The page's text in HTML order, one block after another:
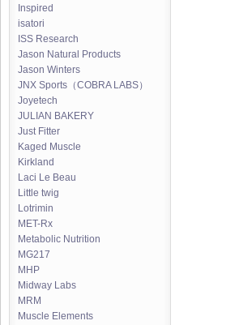
Inspired
isatori
ISS Research
Jason Natural Products
Jason Winters
JNX Sports（COBRA LABS）
Joyetech
JULIAN BAKERY
Just Fitter
Kaged Muscle
Kirkland
Laci Le Beau
Little twig
Lotrimin
MET-Rx
Metabolic Nutrition
MG217
MHP
Midway Labs
MRM
Muscle Elements